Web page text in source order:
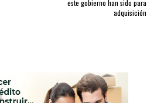
este gobierno han sido para
adquisición